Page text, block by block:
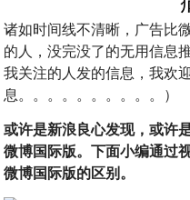
诸如时间线不清晰，广告比
的人，没完没了的无用信息
我关注的人发的信息，我欢
息。。。。。。。。。。）
或许是新浪良心发现，或许
微博国际版。下面小编通过
微博国际版的区别。